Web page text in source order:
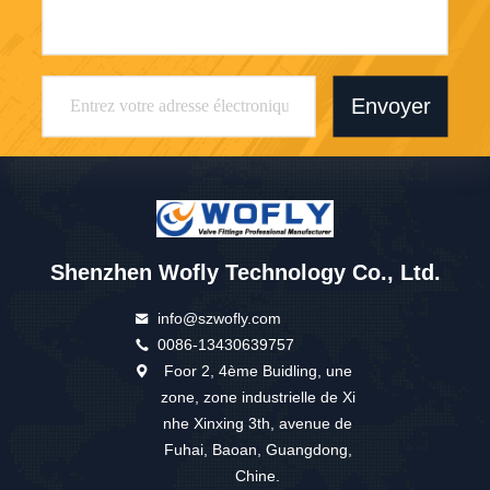
Envoyer
Shenzhen Wofly Technology Co., Ltd.
info@szwofly.com
0086-13430639757
Foor 2, 4ème Buidling, une
zone, zone industrielle de Xi
nhe Xinxing 3th, avenue de
Fuhai, Baoan, Guangdong,
Chine.